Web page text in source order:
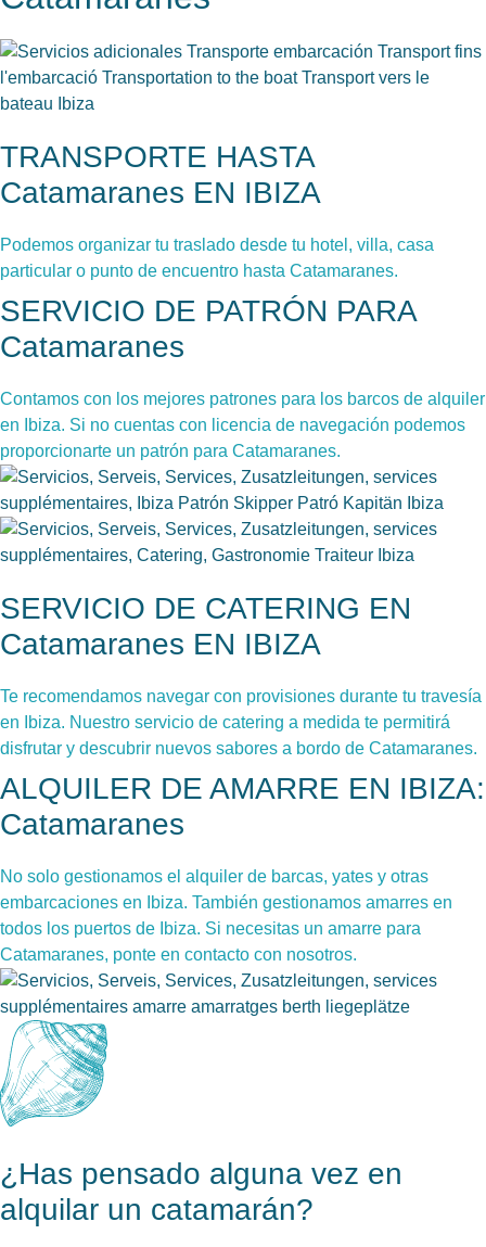
TRANSPORTE HASTA
Catamaranes EN IBIZA
Podemos organizar tu traslado desde tu hotel, villa, casa
particular o punto de encuentro hasta Catamaranes.
SERVICIO DE PATRÓN PARA
Catamaranes
Contamos con los mejores patrones para los barcos de alquiler
en Ibiza. Si no cuentas con licencia de navegación podemos
proporcionarte un patrón para Catamaranes.
SERVICIO DE CATERING EN
Catamaranes EN IBIZA
Te recomendamos navegar con provisiones durante tu travesía
en Ibiza. Nuestro servicio de catering a medida te permitirá
disfrutar y descubrir nuevos sabores a bordo de Catamaranes.
ALQUILER DE AMARRE EN IBIZA:
Catamaranes
No solo gestionamos el alquiler de barcas, yates y otras
embarcaciones en Ibiza. También gestionamos amarres en
todos los puertos de Ibiza. Si necesitas un amarre para
Catamaranes, ponte en contacto con nosotros.
¿Has pensado alguna vez en
alquilar un catamarán?